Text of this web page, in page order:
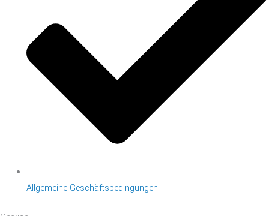
Allgemeine Geschäftsbedingungen